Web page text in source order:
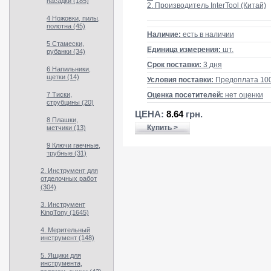
4 Ножовки, пилы,
полотна (45)
5 Стамески,
рубанки (34)
6 Напильники,
щетки (14)
7 Тиски,
струбцины (20)
8 Плашки,
метчики (13)
9 Ключи гаечные,
трубные (31)
2. Инструмент для
отделочных работ
(304)
3. Инструмент
KingTony (1645)
4. Мерительный
инструмент (148)
5. Ящики для
инструмента,
2. Производитель InterTool (Китай)
Наличие: есть в наличии
Единица измерения: шт.
Срок поставки: 3 дня
Условия поставки: Предоплата
Оценка посетителей: нет оценки
ЦЕНА: 8.64 грн.
Купить >